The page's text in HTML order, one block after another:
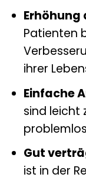
Patienten
ihrer
Einfache
sind leicht
Gut
ist in der